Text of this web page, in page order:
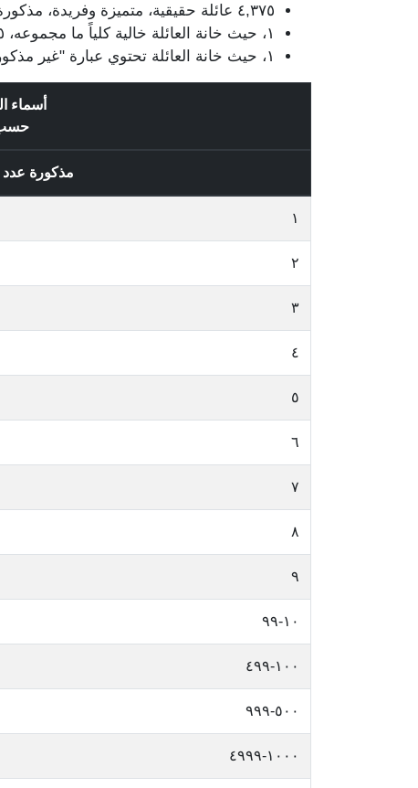
٤,٣٧٥ عائلة حقيقية، متميزة وفريدة، مذكورة في قيود الناخبين / الناخبات، وتتضمن ٨٧,٩٧٦ قيد.
١، حيث خانة العائلة خالية كلياً ما مجموعه، ١٠٥ قيد.
١، حيث خانة العائلة تحتوي عبارة "غير مذكور" وتتضمن ٤ قيد.
أسماء
مذكورة
١
٢
٣
٤
٥
٦
٧
٨
٩
١٠-٩٩
١٠٠-٤٩٩
٥٠٠-٩٩٩
١٠٠٠-٤٩٩٩